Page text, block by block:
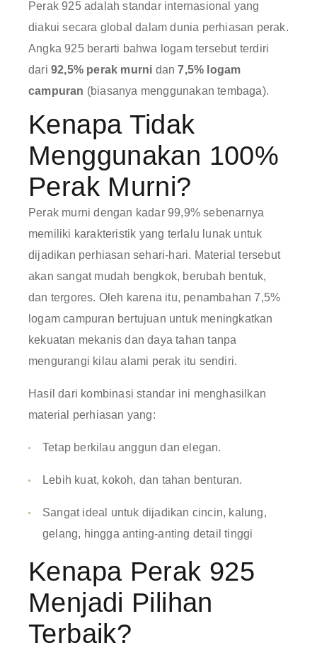
Perak 925 adalah standar internasional yang
diakui secara global dalam dunia perhiasan perak.
Angka 925 berarti bahwa logam tersebut terdiri
dari 92,5% perak murni dan7,5% logam
campuran (biasanya menggunakan tembaga).
Kenapa Tidak
Menggunakan 100%
Perak Murni?
Perak murni dengan kadar 99,9% sebenarnya
memiliki karakteristik yang terlalu lunak untuk
dijadikan perhiasan sehari-hari. Material tersebut
akan sangat mudah bengkok, berubah bentuk,
dan tergores. Oleh karena itu, penambahan 7,5%
logam campuran bertujuan untuk meningkatkan
kekuatan mekanis dan daya tahan tanpa
mengurangi kilau alami perak itu sendiri.
Hasil dari kombinasi standar ini menghasilkan
material perhiasan yang:
Tetap berkilau anggun dan elegan.
Lebih kuat, kokoh, dan tahan benturan.
Sangat ideal untuk dijadikan cincin, kalung,
gelang, hingga anting-anting detail tinggi
Kenapa Perak 925
Menjadi Pilihan
Terbaik?